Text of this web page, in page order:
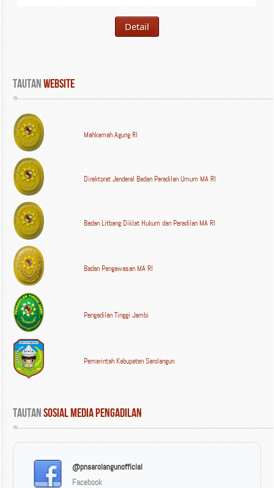
Detail
Tautan WEBSITE
Mahkamah Agung RI
Direktorat Jenderal Badan Peradilan Umum MA RI
Badan Litbang Diklat Hukum dan Peradilan MA RI
Badan Pengawasan MA RI
Pengadilan Tinggi Jambi
Pemerintah Kabupaten Sarolangun
Tautan Sosial Media Pengadilan
@pnsarolangunofficial
Facebook